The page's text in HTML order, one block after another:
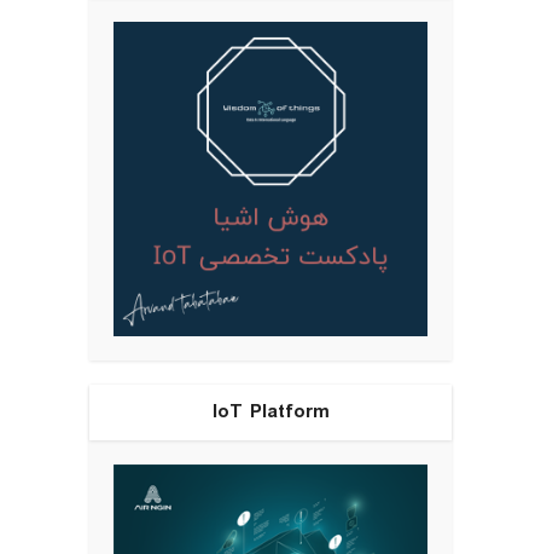
IoT Platform